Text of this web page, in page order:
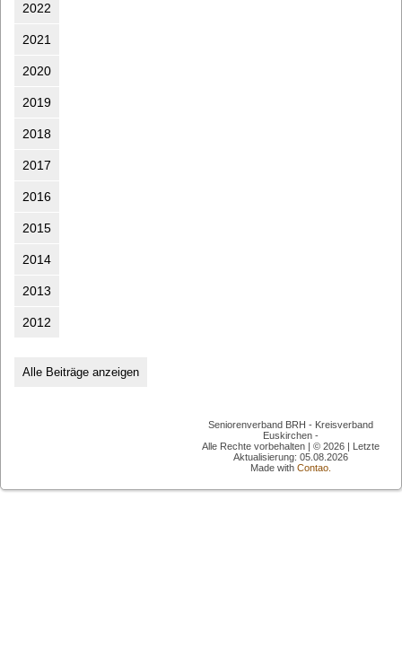
2022
2021
2020
2019
2018
2017
2016
2015
2014
2013
2012
Alle Beiträge anzeigen
Seniorenverband BRH - Kreisverband
Euskirchen -
Alle Rechte vorbehalten | © 2026 | Letzte
Aktualisierung: 05.08.2026
Made with Contao.